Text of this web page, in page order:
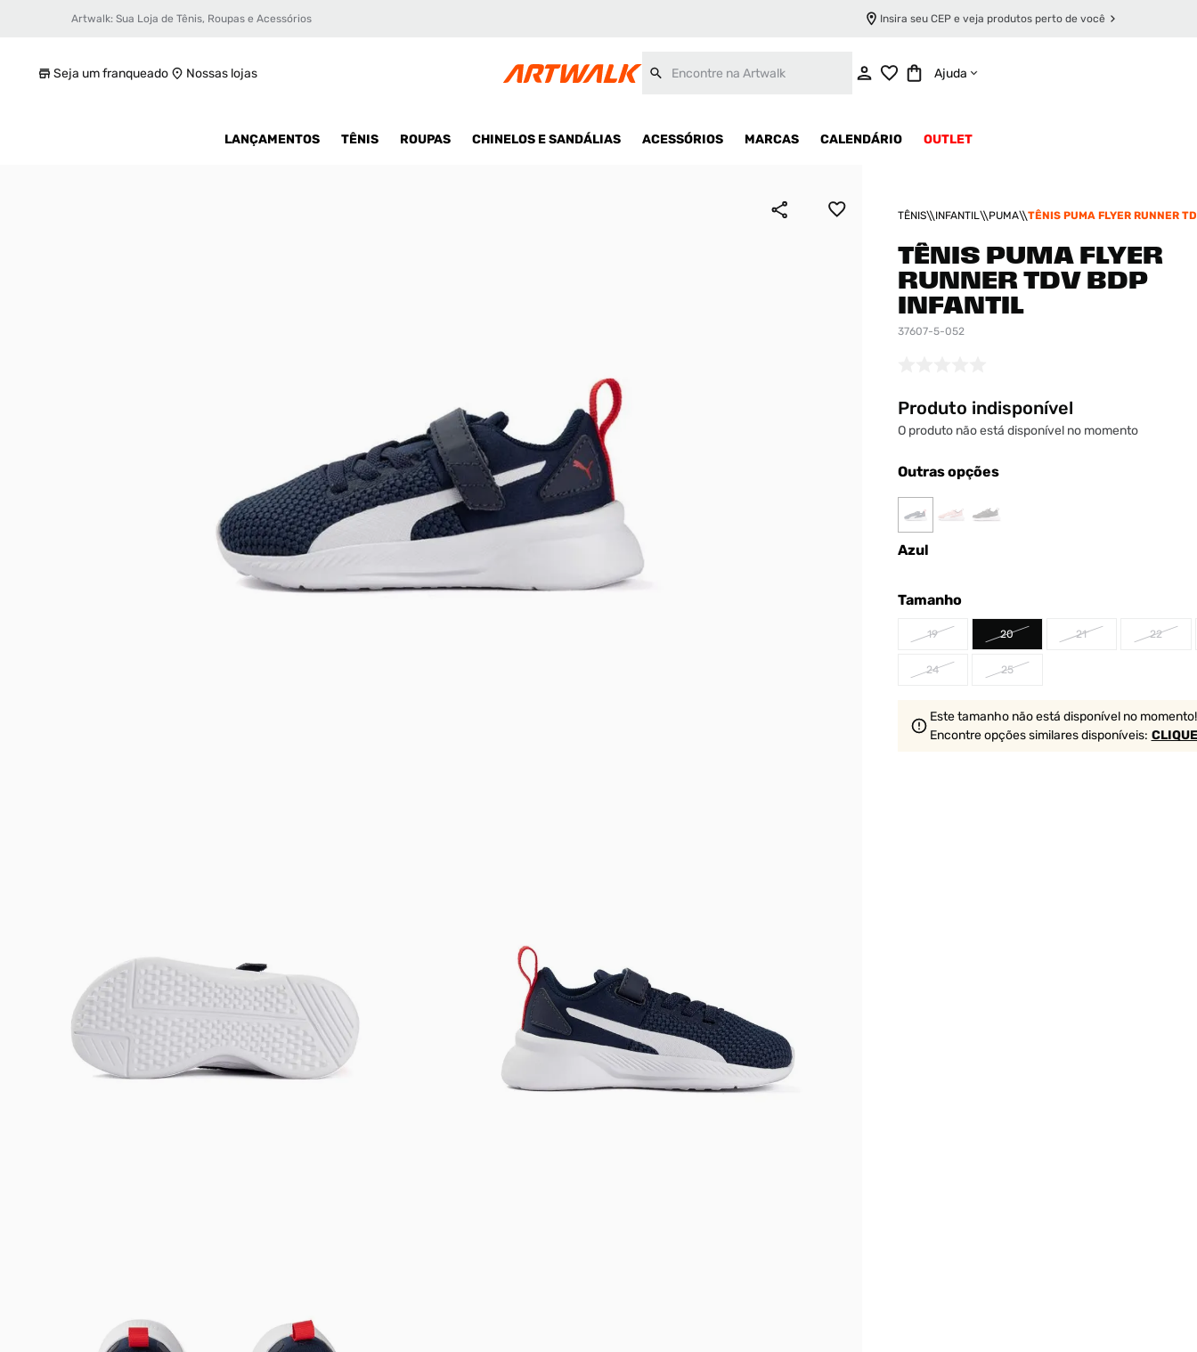
Artwalk: Sua Loja de Tênis, Roupas e Acessórios Insira seu CEP e veja produtos perto de você
Seja um franqueado Nossas lojas Ajuda
LANÇAMENTOS TÊNIS ROUPAS CHINELOS E SANDÁLIAS ACESSÓRIOS MARCAS CALENDÁRIO OUTLET
TÊNIS INFANTIL PUMA
TÊNIS PUMA FLYER RUNNER
TÊNIS PUMA FLYER
RUNNER TDV BDP
INFANTIL
37607-5-052
Produto indisponível
O produto não está disponível no momento
Outras opções
Azul
Tamanho
19 20 21 22
24 25
Este tamanho não está disponível no momento!
Encontre opções similaresdisponíveis:
Tênis Puma Flyer Runner TDV BDP Infantil